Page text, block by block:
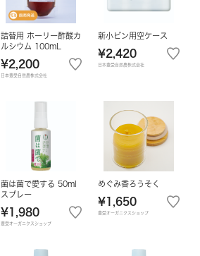
詰替用 ホーリー酢酸カ
ルシウム 100mL
¥2,200
日本豊受自然農株式会社
新小ビン用空ケース
¥2,420
日本豊受自然農株式会社
菌は菌で愛する 50ml
スプレー
¥1,980
豊受オーガニクスショップ
めぐみ香ろうそく
¥1,650
豊受オーガニクスショップ